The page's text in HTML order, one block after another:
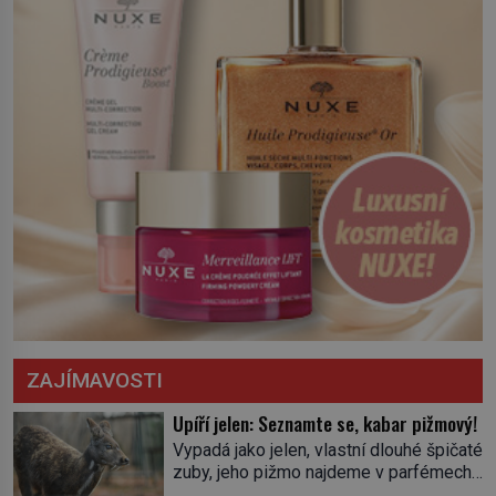
ZAJÍMAVOSTI
Upíří jelen: Seznamte se, kabar pižmový!
Vypadá jako jelen, vlastní dlouhé špičaté
zuby, jeho pižmo najdeme v parfémech